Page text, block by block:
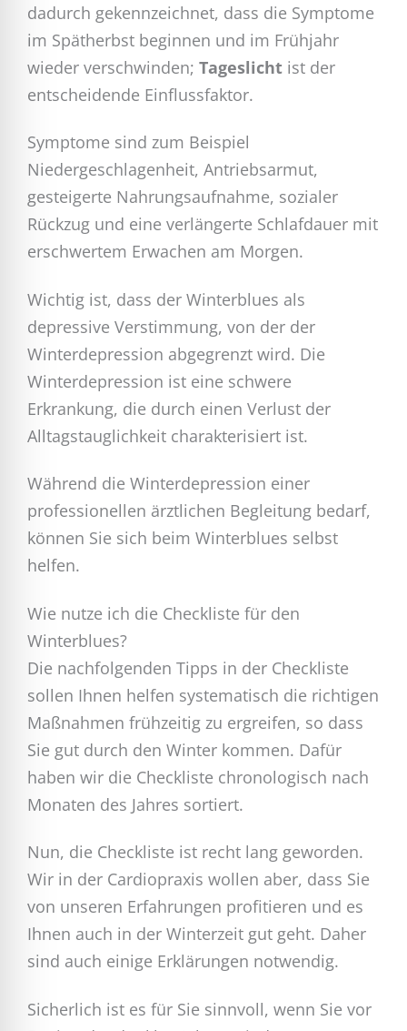
dadurch gekennzeichnet, dass die Symptome
im Spätherbst beginnen und im Frühjahr
wieder verschwinden; Tageslicht ist der
entscheidende Einflussfaktor.
Symptome sind zum Beispiel
Niedergeschlagenheit, Antriebsarmut,
gesteigerte Nahrungsaufnahme, sozialer
Rückzug und eine verlängerte Schlafdauer mit
erschwertem Erwachen am Morgen.
Wichtig ist, dass der Winterblues als
depressive Verstimmung, von der der
Winterdepression abgegrenzt wird. Die
Winterdepression ist eine schwere
Erkrankung, die durch einen Verlust der
Alltagstauglichkeit charakterisiert ist.
Während die Winterdepression einer
professionellen ärztlichen Begleitung bedarf,
können Sie sich beim Winterblues selbst
helfen.
Wie nutze ich die Checkliste für den
Winterblues?
Die nachfolgenden Tipps in der Checkliste
sollen Ihnen helfen systematisch die richtigen
Maßnahmen frühzeitig zu ergreifen, so dass
Sie gut durch den Winter kommen. Dafür
haben wir die Checkliste chronologisch nach
Monaten des Jahres sortiert.
Nun, die Checkliste ist recht lang geworden.
Wir in der Cardiopraxis wollen aber, dass Sie
von unseren Erfahrungen profitieren und es
Ihnen auch in der Winterzeit gut geht. Daher
sind auch einige Erklärungen notwendig.
Sicherlich ist es für Sie sinnvoll, wenn Sie vor